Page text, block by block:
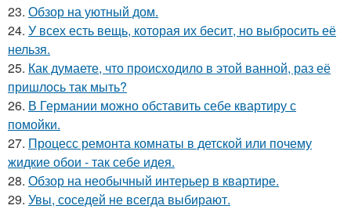
23. Обзор на уютный дом.
24. У всех есть вещь, которая их бесит, но выбросить её
нельзя.
25. Как думаете, что происходило в этой ванной, раз её
пришлось так мыть?
26. В Германии можно обставить себе квартиру с
помойки.
27. Процесс ремонта комнаты в детской или почему
жидкие обои - так себе идея.
28. Обзор на необычный интерьер в квартире.
29. Увы, соседей не всегда выбирают.